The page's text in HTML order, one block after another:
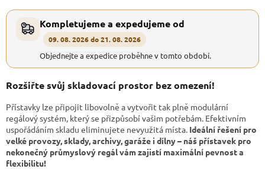
Kompletujeme a expedujeme od
09. 08. 2026 do 21. 08. 2026
Objednejte a expedice proběhne v tomto období.
Rozšiřte svůj skladovací prostor bez omezení!
Přístavky lze připojit libovolně a vytvořit tak plně modulární
regálový systém, který se přizpůsobí vašim potřebám. Efektivním
uspořádáním skladu eliminujete nevyužitá místa. Ideální řešení pro
velké provozy, sklady, archivy, garáže i dílny – náš přístavek pro
nekonečný průmyslový regál vám zajistí maximální pevnost a
flexibilitu!